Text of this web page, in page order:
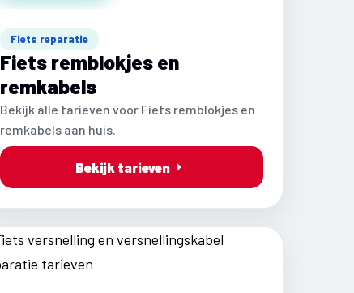
Fiets reparatie
Fiets remblokjes en
remkabels
Bekijk alle tarieven voor Fiets remblokjes en
remkabels aan huis.
Bekijk tarieven